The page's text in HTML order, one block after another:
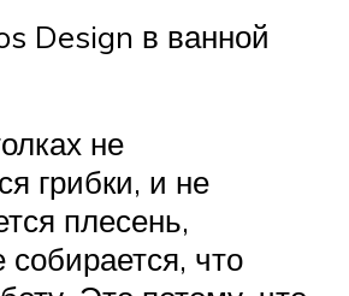
Design в ванной
не
грибки, и не
плесень,
собирается, что